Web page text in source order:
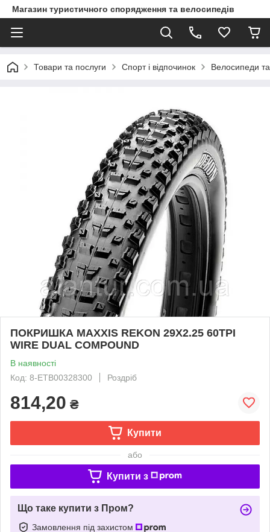
Магазин туристичного спорядження та велосипедів
Товари та послуги Спорт і відпочинок Велосипеди
ПОКРИШКА MAXXIS REKON 29X2.25 60TPI
WIRE DUAL COMPOUND
В наявності
Код: 8-ETB00328300
Роздріб
814,20 ₴
Купити
або
Купити з
Що таке купити з Пром?
Замовлення під захистом